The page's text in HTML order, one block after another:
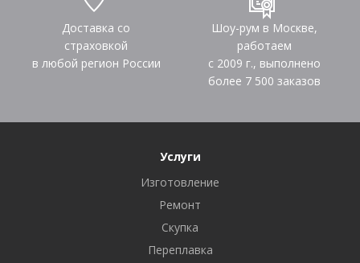
Доставка со
страховкой
в любой регион России
Шоу-рум в Москве,
работаем
с 2009 г., выполнено
более 7 500 заказов
Услуги
Изготовление
Ремонт
Скупка
Переплавка